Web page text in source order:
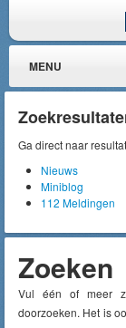
MENU
Ga direct naar
Nieuws
Miniblog
112 Meldingen
Zoeken
Vul één of meer
doorzoeken. Het is